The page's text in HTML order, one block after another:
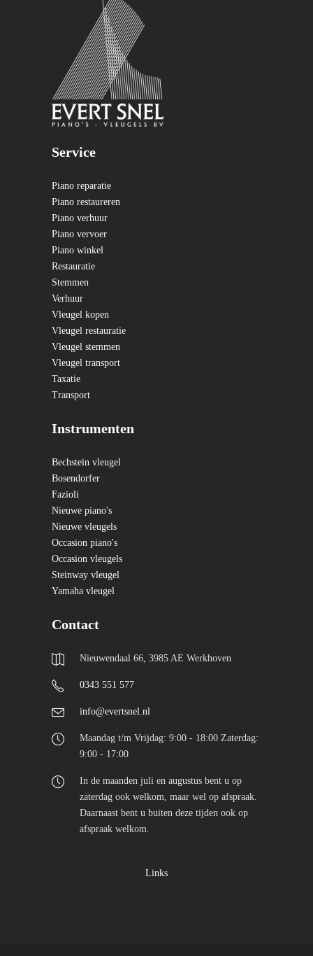
Service
Piano reparatie
Piano restaureren
Piano verhuur
Piano vervoer
Piano winkel
Restauratie
Stemmen
Verhuur
Vleugel kopen
Vleugel restauratie
Vleugel stemmen
Vleugel transport
Taxatie
Transport
Instrumenten
Bechstein vleugel
Bosendorfer
Fazioli
Nieuwe piano's
Nieuwe vleugels
Occasion piano's
Occasion vleugels
Steinway vleugel
Yamaha vleugel
Contact
Nieuwendaal 66, 3985 AE Werkhoven
0343 551 577
info@evertsnel.nl
Maandag t/m Vrijdag: 9:00 - 18:00 Zaterdag:
9:00 - 17:00
In de maanden juli en augustus bent u op
zaterdag ook welkom, maar wel op afspraak.
Daarnaast bent u buiten deze tijden ook op
afspraak welkom.
Links